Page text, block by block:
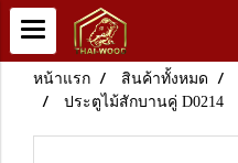
หน้าแรก สินค้าทั้งหมด
ประตูไม้สักบานคู่ D0214